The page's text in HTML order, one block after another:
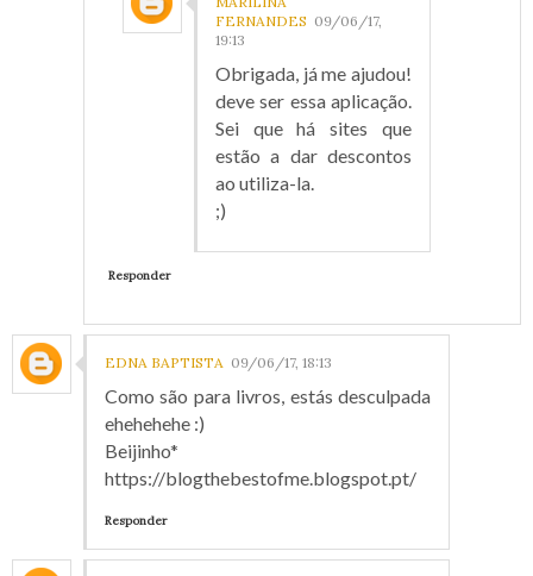
FERNANDES 09/06/17,
19:13
Obrigada, já me ajudou!
deve ser essa aplicação.
Sei que há sites que
estão a dar descontos
ao utiliza-la.
;)
Responder
EDNA BAPTISTA 09/06/17, 18:13
Como são para livros, estás desculpada
ehehehehe :)
Beijinho*
https://blogthebestofme.blogspot.pt/
Responder